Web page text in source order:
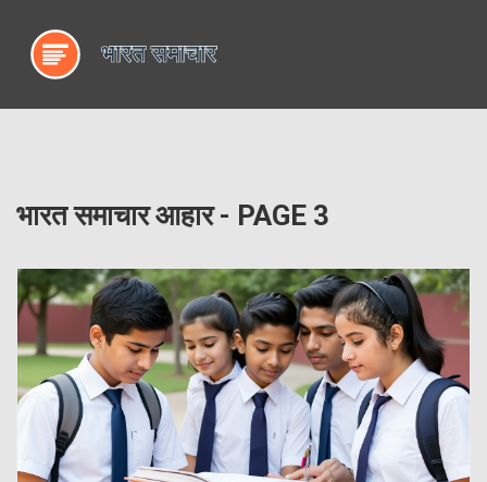
भारत समाचार आहार - PAGE 3